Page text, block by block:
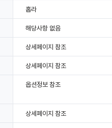
홉라
해당사항 없음
상세페이지 참조
상세페이지 참조
옵션정보 참조
상세페이지 참조